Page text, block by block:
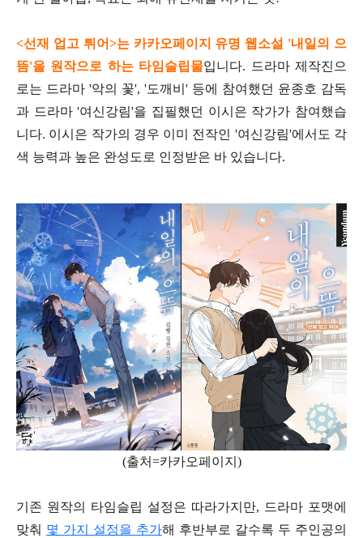
<선재 업고 튀어>는 카카오페이지 유명 웹소설 '내일의 으
뜸'을 원작으로 하는 타임슬립물입니다. 드라마 제작진으
로는 드라마 '악의 꽃', '도깨비' 등에 참여했던 윤종호 감독
과 드라마 '여신강림'을 집필했던 이시은 작가가 참여했습
니다. 이시은 작가의 경우 이미 전작인 '여신강림'에서도 각
색 능력과 높은 완성도로 인정받은 바 있습니다.
(출처=카카오페이지)
기존 원작의 타임슬립 설정은 따라가지만, 드라마 포맷에
맞춰 몇 가지 설정을 추가해 후반부로 갈수록 두 주인공의